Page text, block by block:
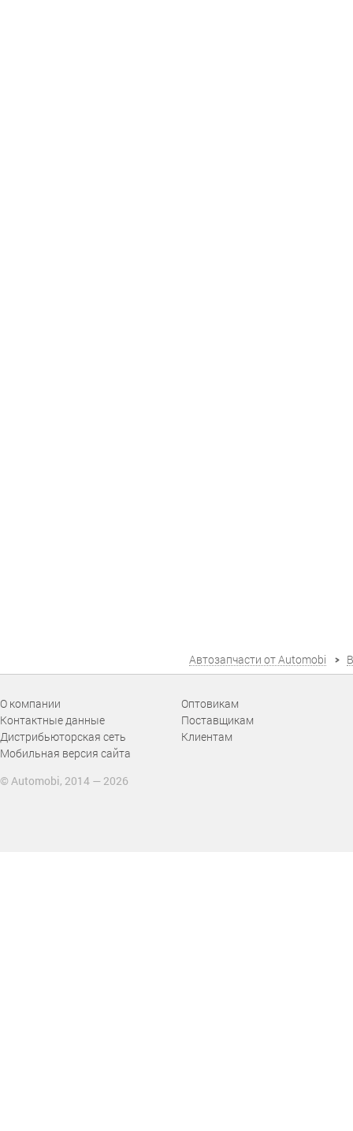
Автозапчасти от Automobi
О компании
Контактные данные
Дистрибьюторская сеть
Мобильная версия сайта
Оптовикам
Поставщикам
Клиентам
© Automobi, 2014 — 2026